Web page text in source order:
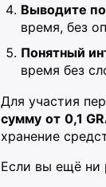
Выводите
время, без
Понятный
время без
Для участия
сумму от 0,1
хранение
Если вы ещё ни